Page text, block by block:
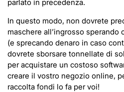
parlato in precedenza.
In questo modo, non dovrete
maschere all’ingrosso
(e sprecando denaro in caso
dovrete sborsare tonnellate di
per acquistare un costoso
creare il vostro negozio online,
raccolta fondi lo fa per voi!